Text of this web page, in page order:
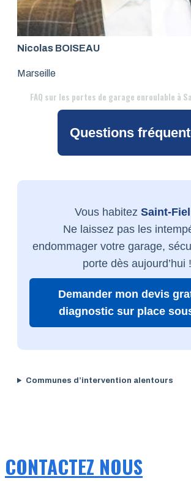
Nicolas BOISEAU
Marseille
FAQ sur les portes de garage enroulable à
Questions
Vous habitez Saint-Fiel
Ne laissez pas les
endommager votre garage,
porte dès aujourd’hui !
Demander mon devis
diagnostic sur place
Communes d’intervention alentours
CONTACTEZ NOUS